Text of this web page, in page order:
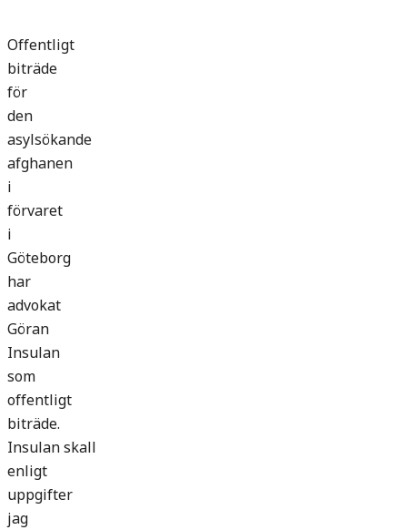
Offentligt
biträde
för
den
asylsökande
afghanen
i
förvaret
i
Göteborg
har
advokat
Göran
Insulan
som
offentligt
biträde.
Insulan skall
enligt
uppgifter
jag